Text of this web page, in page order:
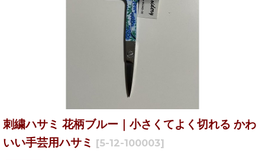
刺繍ハサミ 花柄ブルー｜小さくてよく切れる かわ
いい手芸用ハサミ [5-12-100003]